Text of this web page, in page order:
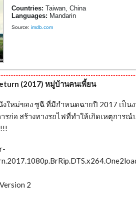
Countries: Taiwan, China
Languages: Mandarin
Source: imdb.com
(2017) หมู่บ้านคนเพี้ยน
งใหม่ของ ซูฉี ที่มีกำหนดฉายปี 2017 เป็น
ก่อ สร้างทางรถไฟที่ทำให้เกิดเหตุการณ์
2